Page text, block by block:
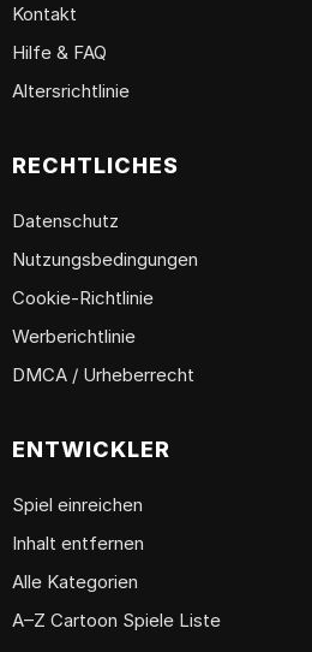
Kontakt
Hilfe & FAQ
Altersrichtlinie
RECHTLICHES
Datenschutz
Nutzungsbedingungen
Cookie-Richtlinie
Werberichtlinie
DMCA / Urheberrecht
ENTWICKLER
Spiel einreichen
Inhalt entfernen
Alle Kategorien
A–Z Cartoon Spiele Liste